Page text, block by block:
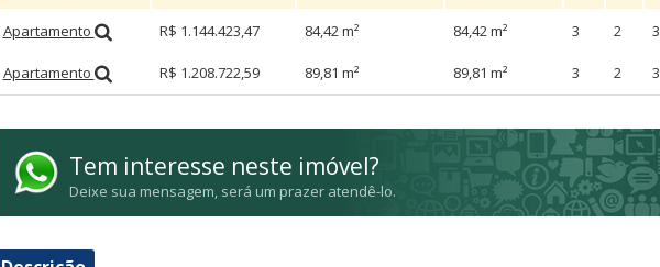
Apartamento R$ 1.144.423,47 84,42 m² 84,42 m² 3 2 3
Apartamento R$ 1.208.722,59 89,81 m² 89,81 m² 3 2 3
Tem interesse neste imóvel?
Deixe sua mensagem, será um prazer atendê-lo.